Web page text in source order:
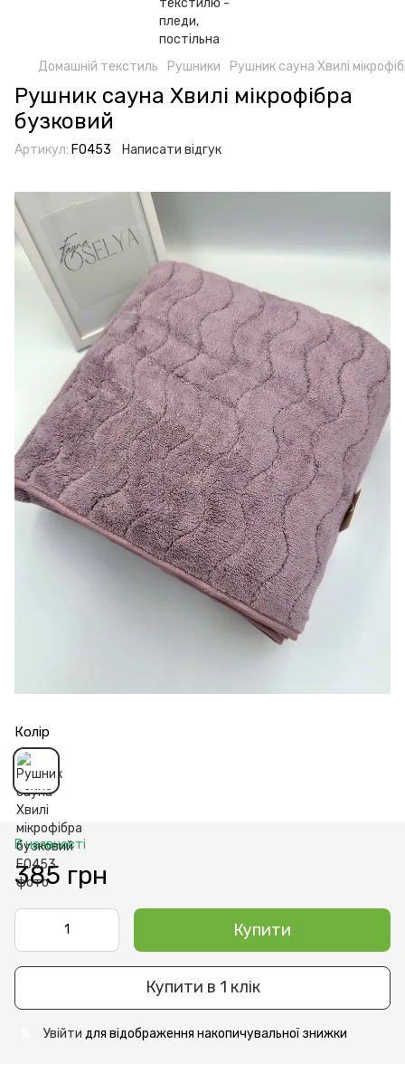
Домашній текстиль Рушники Рушник сауна Хвилі
Рушник сауна Хвилі мікрофібра
бузковий
Артикул: F0453 Написати відгук
Колір
В наявності
385 грн
Купити
Купити в 1 клік
Увійти для відображення накопичувальної знижки